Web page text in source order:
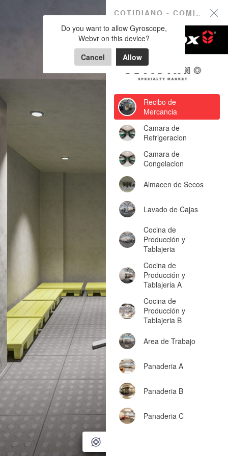
COTIDIANO - COMISARIATO
Recibo de
Mercancia
Camara de
Refrigeracion
Camara de
Congelacion
Almacen de Secos
Lavado de Cajas
Cocina de
Producción y
Tablajeria
Cocina de
Producción y
Tablajeria A
Cocina de
Producción y
Tablajeria B
Area de Trabajo
Panaderia A
Panaderia B
Panaderia C
Do you want to allow Gyroscope,
Webvr on this device?
Cancel
Allow
COTIDIANO -
COMISARIATO
Powered by Lapentor - the best Virtual Tour Software